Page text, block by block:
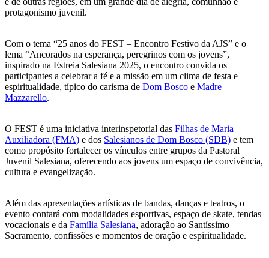
protagonismo juvenil.
Com o tema “25 anos do FEST – Encontro Festivo da AJS” e o
lema “Ancorados na esperança, peregrinos com os jovens”,
inspirado na Estreia Salesiana 2025, o encontro convida os
participantes a celebrar a fé e a missão em um clima de festa e
espiritualidade, típico do carisma de Dom Bosco e Madre
Mazzarello.
O FEST é uma iniciativa interinspetorial das Filhas de Maria
Auxiliadora (FMA) e dos Salesianos de Dom Bosco (SDB) e tem
como propósito fortalecer os vínculos entre grupos da Pastoral
Juvenil Salesiana, oferecendo aos jovens um espaço de convivência,
cultura e evangelização.
Além das apresentações artísticas de bandas, danças e teatros, o
evento contará com modalidades esportivas, espaço de skate, tendas
vocacionais e da Família Salesiana, adoração ao Santíssimo
Sacramento, confissões e momentos de oração e espiritualidade.